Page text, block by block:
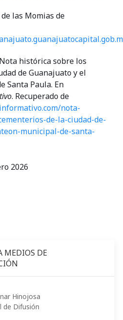
las Momias de
histórica sobre los
de Guanajuato y el
Santa Paula. En
. Recuperado de
nota-
de-la-ciudad-de-
municipal-de-santa-
2026
MEDIOS DE
Hinojosa
de Difusión